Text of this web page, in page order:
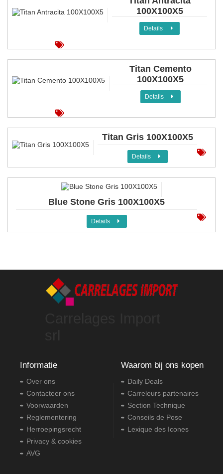
100X100X5
Details
Titan Cemento
100X100X5
Details
Titan Gris 100X100X5
Details
Blue Stone Gris 100X100X5
Details
Informatie
Over ons
Contacteer ons
Voorwaarden
Reglementering
Herroepingsrecht
Privacy & cookies
AVG
Waarom bij ons kopen
Daily Deals
Carreleurs partenaires
Section Technique
Conseils de Pose
Lexique des Icones